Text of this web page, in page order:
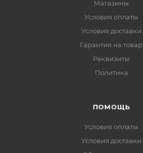
Магазины
Условия оплаты
Условия доставки
Гарантия на товар
Реквизиты
Политика
ПОМОЩЬ
Условия оплаты
Условия доставки